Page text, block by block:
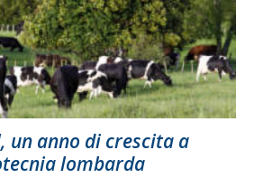
un anno di crescita a
lombarda